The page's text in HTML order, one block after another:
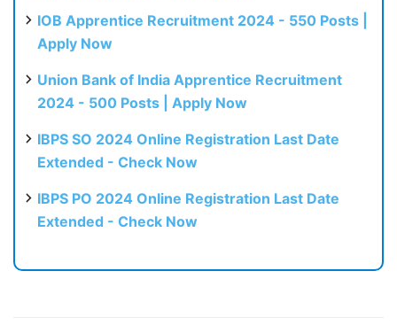
IOB Apprentice Recruitment 2024 - 550 Posts |
Apply Now
Union Bank of India Apprentice Recruitment
2024 - 500 Posts | Apply Now
IBPS SO 2024 Online Registration Last Date
Extended - Check Now
IBPS PO 2024 Online Registration Last Date
Extended - Check Now